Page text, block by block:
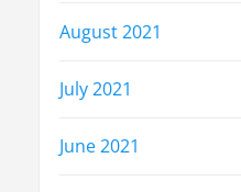
August 2021
July 2021
June 2021